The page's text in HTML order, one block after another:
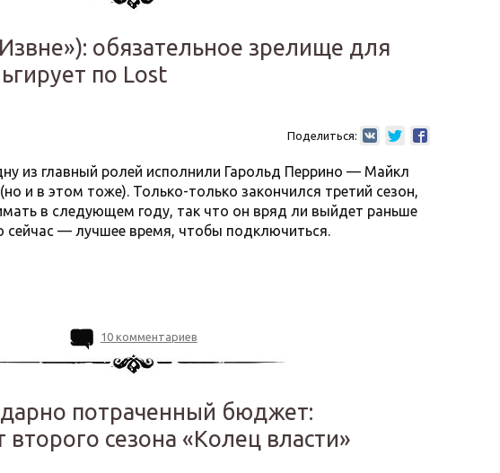
обязательное зрелище для
по Lost
Поделиться:
из главный ролей исполнили Гарольд Перрино — Майкл
(но и в этом тоже). Только-только закончился третий сезон,
в следующем году, так что он вряд ли выйдет раньше
сейчас — лучшее время, чтобы подключиться.
10 комментариев
потраченный бюджет:
второго сезона «Колец власти»